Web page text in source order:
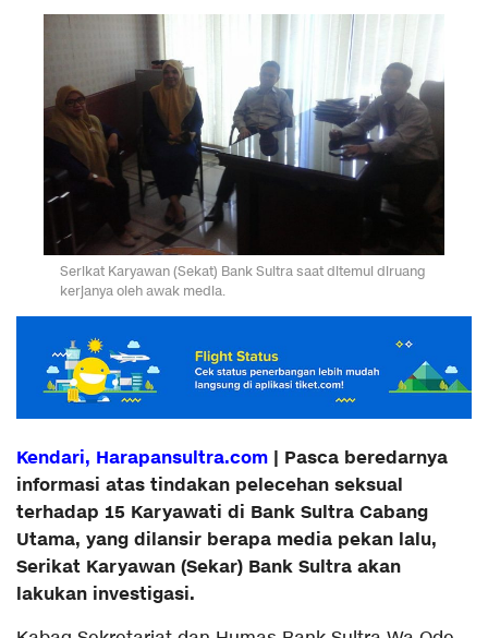
Serikat Karyawan (Sekat) Bank Sultra saat ditemui diruang
kerjanya oleh awak media.
Kendari, Harapansultra.com | Pasca beredarnya
informasi atas tindakan pelecehan seksual
terhadap 15 Karyawati di Bank Sultra Cabang
Utama, yang dilansir berapa media pekan lalu,
Serikat Karyawan (Sekar) Bank Sultra akan
lakukan investigasi.